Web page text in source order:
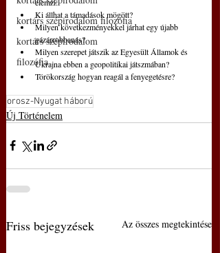
kortárs szépirodalom filozófia
kortárs szépirodalom
filozófia
Ki állhat a támadások mögött?
Milyen következményekkel járhat egy újabb
gázárrobbanás?
Milyen szerepet játszik az Egyesült Államok és
Ukrajna ebben a geopolitikai játszmában?
Törökország hogyan reagál a fenyegetésre?
orosz-Nyugat háború
Új Történelem
Friss bejegyzések Az összes megtekintése